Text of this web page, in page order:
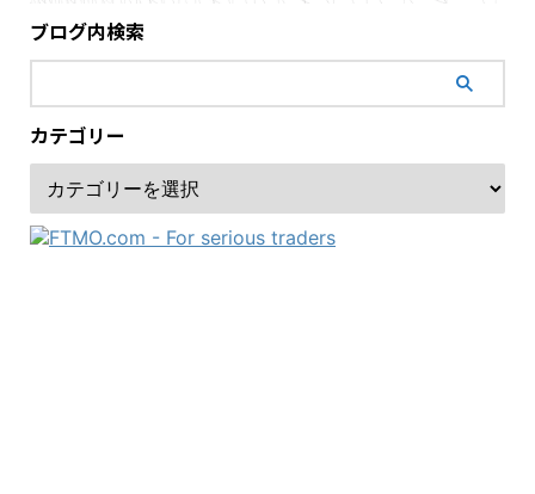
ブログ内検索
カテゴリー